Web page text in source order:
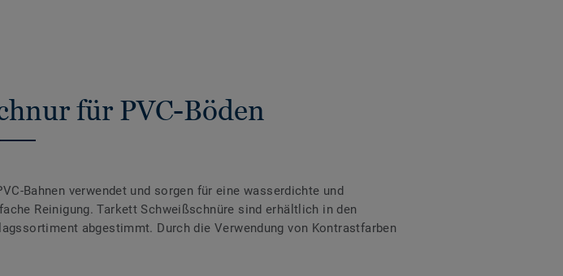
für PVC-Böden
Bahnen verwendet und sorgen für eine wasserdichte und
Reinigung. Tarkett Schweißschnüre sind erhältlich in den
abgestimmt. Durch die Verwendung von Kontrastfarben